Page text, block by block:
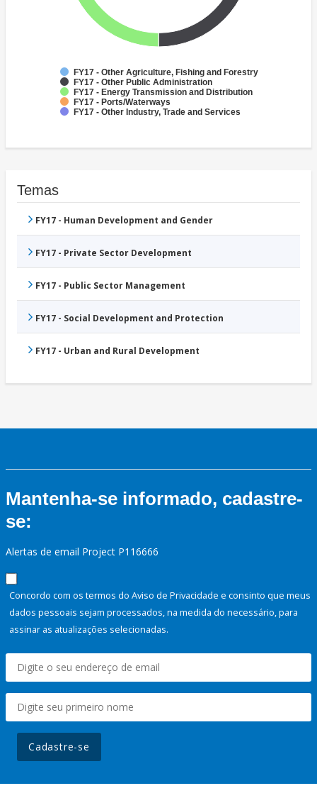
FY17 - Other Agriculture, Fishing and Forestry
FY17 - Other Public Administration
FY17 - Energy Transmission and Distribution
FY17 - Ports/Waterways
FY17 - Other Industry, Trade and Services
Temas
FY17 - Human Development and Gender
FY17 - Private Sector Development
FY17 - Public Sector Management
FY17 - Social Development and Protection
FY17 - Urban and Rural Development
Mantenha-se informado, cadastre-
se:
Alertas de email Project P116666
Concordo com os termos do Aviso de Privacidade e consinto que meus
dados pessoais sejam processados, na medida do necessário, para
assinar as atualizações selecionadas.
Cadastre-se